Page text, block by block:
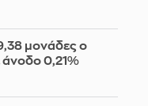
μονάδες ο
άνοδο 0,21%